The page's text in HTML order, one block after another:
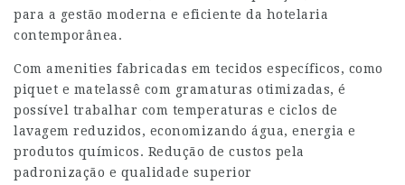
para a gestão moderna e eficiente da hotelaria
contemporânea.
Com amenities fabricadas em tecidos específicos, como
piquet e matelassê com gramaturas otimizadas, é
possível trabalhar com temperaturas e ciclos de
lavagem reduzidos, economizando água, energia e
produtos químicos. Redução de custos pela
padronização e qualidade superior